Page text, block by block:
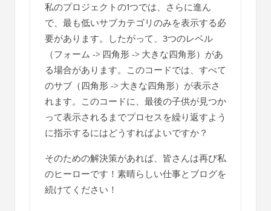
私のプロジェクトの1つでは、さらに進ん
で、最も低いサブカテゴリのみを表示する必
要があります。したがって、3つのレベル
（フォーム -> 四角形 -> 大きな四角形）があ
る場合があります。このコードでは、すべて
のサブ（四角形 -> 大きな四角形）が表示さ
れます。このコードに、最後の子供が見つか
って表示されるまでプロセスを繰り返すよう
に指示するにはどうすればよいですか？
そのための解決策があれば、皆さんは再び私
のヒーローです！素晴らしい仕事とブログを
続けてください！